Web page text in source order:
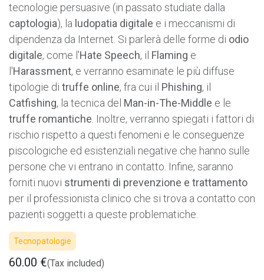
tecnologie persuasive (in passato studiate dalla
captologia), la ludopatia digitale e i meccanismi di
dipendenza da Internet. Si parlerà delle forme di odio
digitale, come l'Hate Speech, il Flaming e
l'Harassment, e verranno esaminate le più diffuse
tipologie di truffe online, fra cui il Phishing, il
Catfishing, la tecnica del Man-in-The-Middle e le
truffe romantiche . Inoltre, verranno spiegati i fattori di
rischio rispetto a questi fenomeni e le conseguenze
piscologiche ed esistenziali negative che hanno sulle
persone che vi entrano in contatto. Infine, saranno
forniti nuovi strumenti di prevenzione e trattamento
per il professionista clinico che si trova a contatto con
pazienti soggetti a queste problematiche.
Tecnopatologie
60.00 €(Tax included)